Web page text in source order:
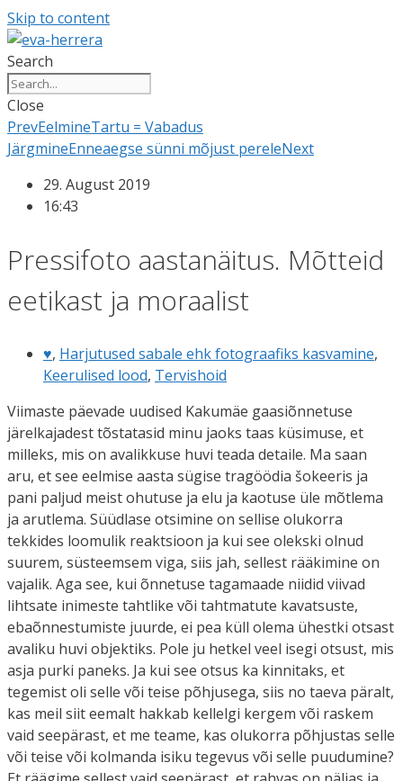
Skip to content
Search
Close
PrevEelmineTartu = Vabadus
JärgmineEnneaegse sünni mõjust pereleNext
29. August 2019
16:43
Pressifoto aastanäitus. Mõtteid
eetikast ja moraalist
♥, Harjutused sabale ehk fotograafiks kasvamine,
Keerulised lood, Tervishoid
Viimaste päevade uudised Kakumäe gaasiõnnetuse
järelkajadest tõstatasid minu jaoks taas küsimuse, et
milleks, mis on avalikkuse huvi teada detaile. Ma saan
aru, et see eelmise aasta sügise tragöödia šokeeris ja
pani paljud meist ohutuse ja elu ja kaotuse üle mõtlema
ja arutlema. Süüdlase otsimine on sellise olukorra
tekkides loomulik reaktsioon ja kui see olekski olnud
suurem, süsteemsem viga, siis jah, sellest rääkimine on
vajalik. Aga see, kui õnnetuse tagamaade niidid viivad
lihtsate inimeste tahtlike või tahtmatute kavatsuste,
ebaõnnestumiste juurde, ei pea küll olema ühestki otsast
avaliku huvi objektiks. Pole ju hetkel veel isegi otsust, mis
asja purki paneks. Ja kui see otsus ka kinnitaks, et
tegemist oli selle või teise põhjusega, siis no taeva päralt,
kas meil siit eemalt hakkab kellelgi kergem või raskem
vaid seepärast, et me teame, kas olukorra põhjustas selle
või teise või kolmanda isiku tegevus või selle puudumine?